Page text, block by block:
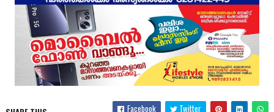
Facebook Twitter